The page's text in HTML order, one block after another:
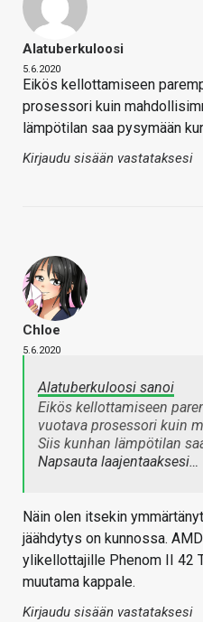
Alatuberkuloosi
5.6.2020
Eikös kellottamiseen
prosessori kuin
lämpötilan saa pysymään
Kirjaudu sisään vastataksesi
Chloe
5.6.2020
Alatuberkuloosi sanoi
Eikös kellottamiseen
vuotava prosessori kuin
Siis kunhan lämpötilan
Napsauta laajentaaksesi…
Näin olen itsekin
jäähdytys on kunnossa.
ylikellottajille Phenom II 42
muutama kappale.
Kirjaudu sisään vastataksesi